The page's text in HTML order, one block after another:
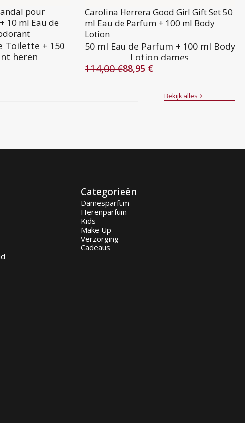
pour
10 ml Eau de
Toilette + 150
heren
Carolina Herrera Good Girl Gift Set 50
ml Eau de Parfum + 100 ml Body
Lotion
50 ml Eau de Parfum + 100 ml Body
Lotion dames
114,00€
Oorspronkelijke
88,95 €
Huidige
Bekijk alles
Categorieën
Damesparfum
Herenparfum
Kids
Make Up
Verzorging
Cadeaus